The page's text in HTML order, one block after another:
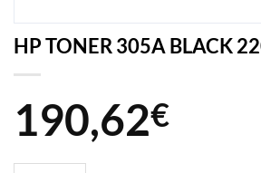
HP TONER 305A BLACK
190,62€